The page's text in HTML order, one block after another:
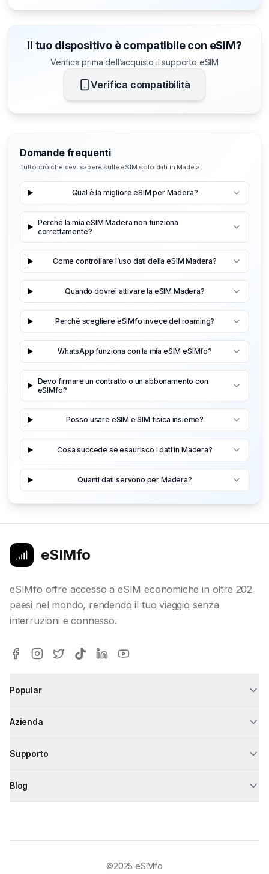
Il tuo dispositivo è compatibile con eSIM?
Verifica prima dell’acquisto il supporto eSIM
Verifica compatibilità
Domande frequenti
Tutto ciò che devi sapere sulle eSIM solo dati in Madera
Qual è la migliore eSIM per Madera?
Perché la mia eSIM Madera non funziona
correttamente?
Come controllare l’uso dati della eSIM Madera?
Quando dovrei attivare la eSIM Madera?
Perché scegliere eSIMfo invece del roaming?
WhatsApp funziona con la mia eSIM eSIMfo?
Devo firmare un contratto o un abbonamento con
eSIMfo?
Posso usare eSIM e SIM fisica insieme?
Cosa succede se esaurisco i dati in Madera?
Quanti dati servono per Madera?
eSIMfo
eSIMfo offre accesso a eSIM economiche in oltre 202
paesi nel mondo, rendendo il tuo viaggio senza
interruzioni e connesso.
Popular
Azienda
Supporto
Blog
©2025 eSIMfo